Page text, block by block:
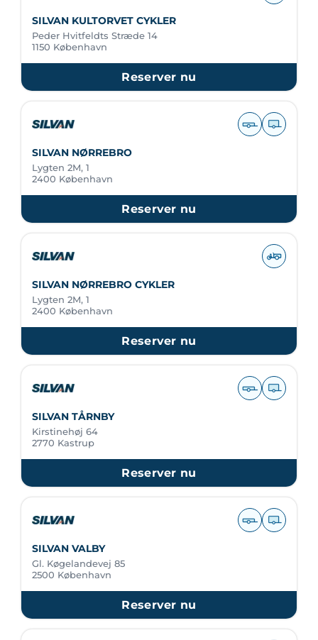
SILVAN KULTORVET CYKLER
Peder Hvitfeldts Stræde 14
1150 København
Reserver nu
SILVAN NØRREBRO
Lygten 2M, 1
2400 København
Reserver nu
SILVAN NØRREBRO CYKLER
Lygten 2M, 1
2400 København
Reserver nu
SILVAN TÅRNBY
Kirstinehøj 64
2770 Kastrup
Reserver nu
SILVAN VALBY
Gl. Køgelandevej 85
2500 København
Reserver nu